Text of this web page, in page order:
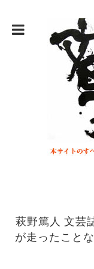
萩野篤人 文芸
が走ったこと